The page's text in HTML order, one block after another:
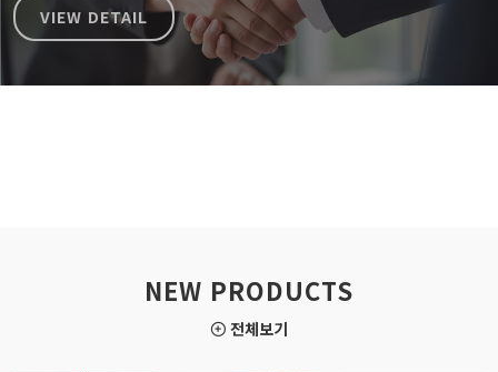
VIEW DETAIL
NEW PRODUCTS
전체보기